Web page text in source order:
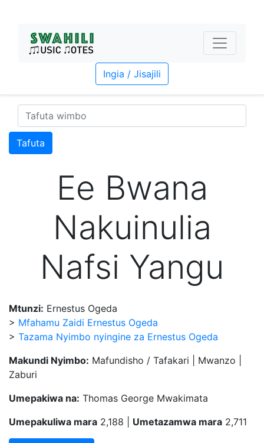
Ingia / Jisajili
Tafuta
Ee Bwana
Nakuinulia
Nafsi Yangu
Mtunzi: Ernestus Ogeda
> Mfahamu Zaidi Ernestus Ogeda
> Tazama Nyimbo nyingine za Ernestus Ogeda
Makundi Nyimbo: Mafundisho / Tafakari | Mwanzo |
Zaburi
Umepakiwa na: Thomas George Mwakimata
Umepakuliwa mara 2,188 | Umetazamwa mara 2,711